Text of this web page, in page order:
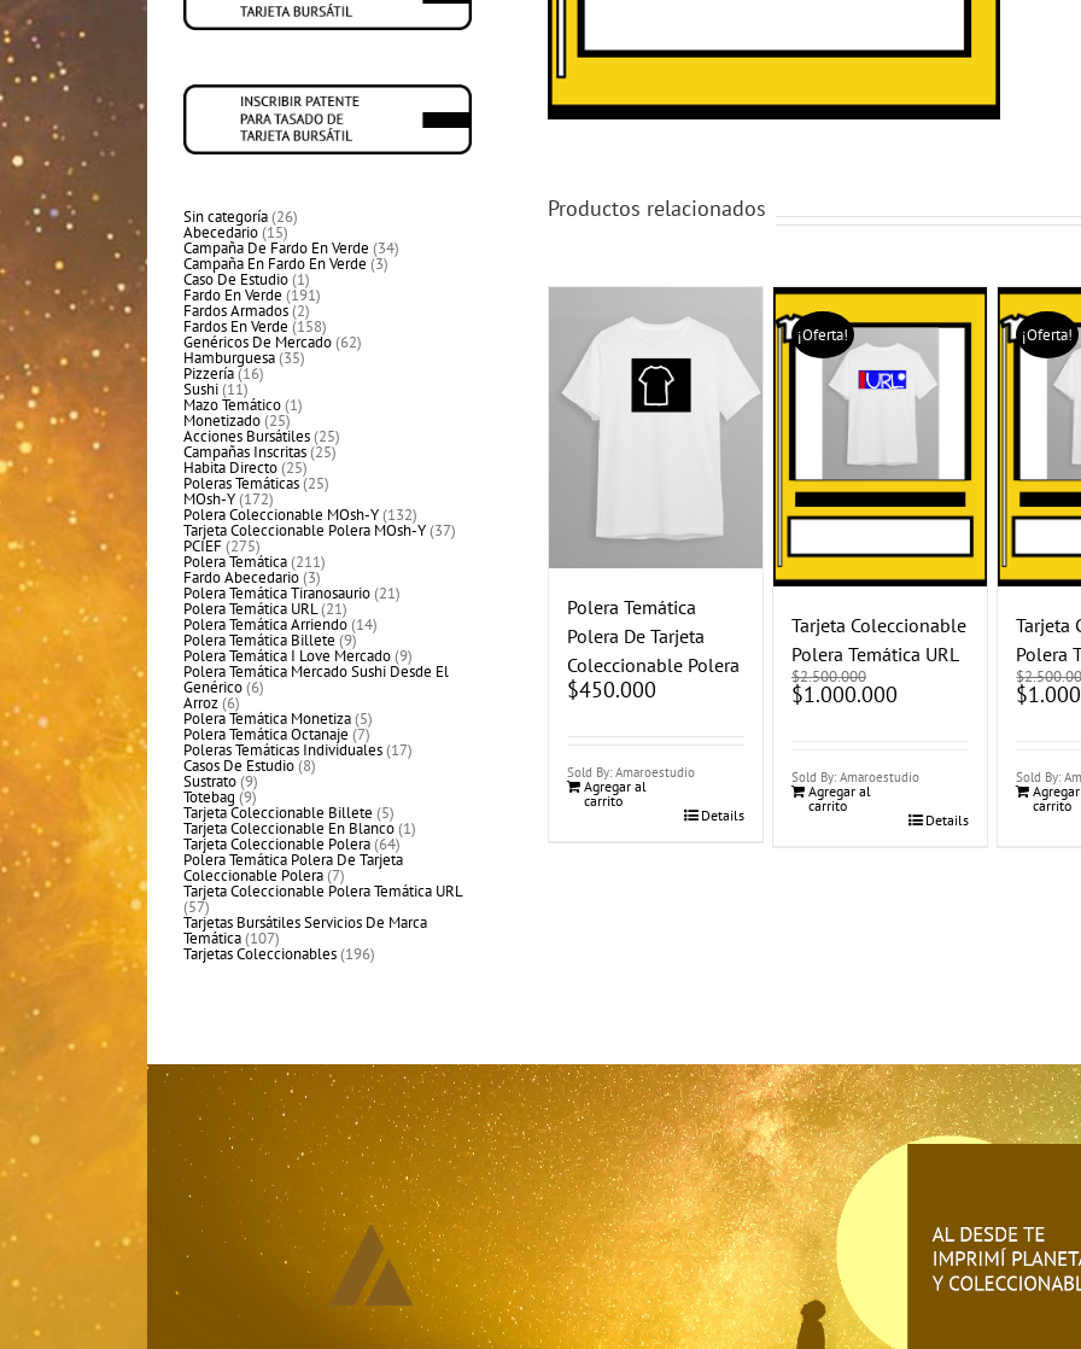
Productos relacionados
Polera Temática
Polera De Tarjeta
Coleccionable Polera
$450.000
Sold By: Amaroestudio
Agregar al
carrito
Details
¡Oferta!
Tarjeta Coleccionable
Polera Temática URL
$2.500.000
El
precio
$1.000.000
Sold By: Amaroestudio
Agregar al
carrito
Details
¡Oferta!
Tarjeta
Polera
$
El
precio
$
Sold By:
carrito
Sin categoría 2626
productos
Abecedario 1515
productos
Campaña De Fardo En Verde 3434
productos
Campaña En Fardo En Verde 33
productos
Caso De Estudio 11
producto
Fardo En Verde 191191
productos
Fardos Armados 22
productos
Fardos En Verde 158158
productos
Genéricos De Mercado 6262
productos
Hamburguesa 3535
productos
Pizzería 1616
productos
Sushi 1111
productos
Mazo Temático 11
producto
Monetizado 2525
productos
Acciones Bursátiles 2525
productos
Campañas Inscritas 2525
productos
Habita Directo 2525
productos
Poleras Temáticas 2525
productos
MOsh-Y 172172
productos
Polera Coleccionable MOsh-Y 132132
productos
Tarjeta Coleccionable Polera MOsh-Y 3737
productos
PCIEF 275275
productos
Polera Temática 211211
productos
Fardo Abecedario 33
productos
Polera Temática Tiranosaurio 2121
productos
Polera Temática URL 2121
productos
Polera Temática Arriendo 1414
productos
Polera Temática Billete 99
productos
Polera Temática I Love Mercado 99
productos
Polera Temática Mercado Sushi Desde El
Genérico 66
productos
Arroz 66
productos
Polera Temática Monetiza 55
productos
Polera Temática Octanaje 77
productos
Poleras Temáticas Individuales 1717
productos
Casos De Estudio 88
productos
Sustrato 99
productos
Totebag 99
productos
Tarjeta Coleccionable Billete 55
productos
Tarjeta Coleccionable En Blanco 11
producto
Tarjeta Coleccionable Polera 6464
productos
Polera Temática Polera De Tarjeta
Coleccionable Polera 77
productos
Tarjeta Coleccionable Polera Temática URL
5757
productos
Tarjetas Bursátiles Servicios De Marca
Temática 107107
productos
Tarjetas Coleccionables 196196
productos